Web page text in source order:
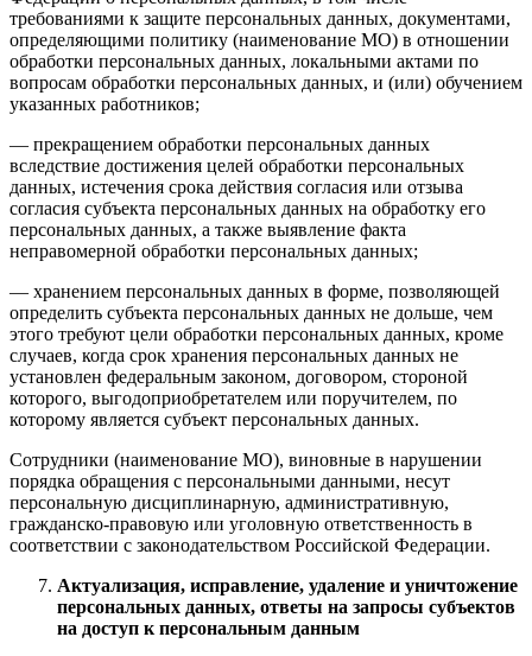
требованиями к защите персональных данных, документами,
определяющими политику (наименование МО) в отношении
обработки персональных данных, локальными актами по
вопросам обработки персональных данных, и (или) обучением
указанных работников;
— прекращением обработки персональных данных
вследствие достижения целей обработки персональных
данных, истечения срока действия согласия или отзыва
согласия субъекта персональных данных на обработку его
персональных данных, а также выявление факта
неправомерной обработки персональных данных;
— хранением персональных данных в форме, позволяющей
определить субъекта персональных данных не дольше, чем
этого требуют цели обработки персональных данных, кроме
случаев, когда срок хранения персональных данных не
установлен федеральным законом, договором, стороной
которого, выгодоприобретателем или поручителем, по
которому является субъект персональных данных.
Сотрудники (наименование МО), виновные в нарушении
порядка обращения с персональными данными, несут
персональную дисциплинарную, административную,
гражданско-правовую или уголовную ответственность в
соответствии с законодательством Российской Федерации.
Актуализация, исправление, удаление и уничтожение
персональных данных, ответы на запросы субъектов
на доступ к персональным данным